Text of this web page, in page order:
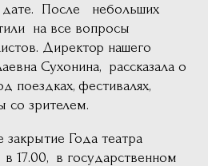
дате. После небольших
на все вопросы
Директор нашего
Сухонина, рассказала о
поездках, фестивалях,
со зрителем.
закрытие Года театра
в 17.00, в государственном